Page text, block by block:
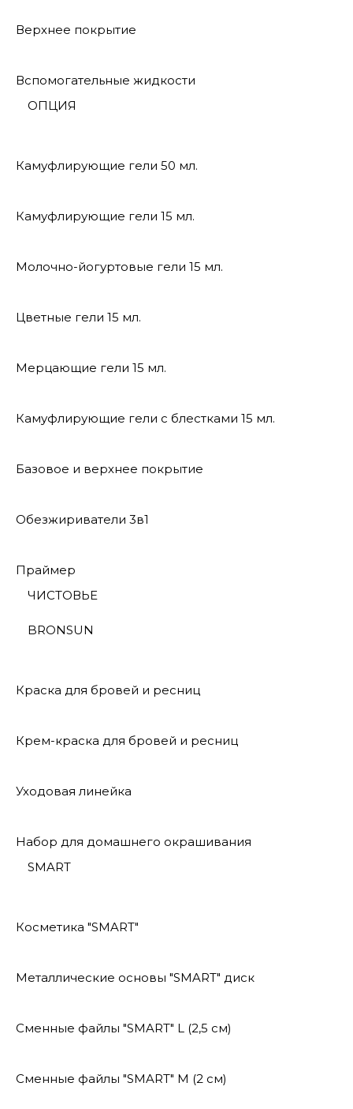
Верхнее покрытие
Вспомогательные жидкости
ОПЦИЯ
Камуфлирующие гели 50 мл.
Камуфлирующие гели 15 мл.
Молочно-йогуртовые гели 15 мл.
Цветные гели 15 мл.
Мерцающие гели 15 мл.
Камуфлирующие гели с блестками 15 мл.
Базовое и верхнее покрытие
Обезжириватели 3в1
Праймер
ЧИСТОВЬЕ
BRONSUN
Краска для бровей и ресниц
Крем-краска для бровей и ресниц
Уходовая линейка
Набор для домашнего окрашивания
SMART
Косметика "SMART"
Металлические основы "SMART" диск
Сменные файлы "SMART" L (2,5 см)
Сменные файлы "SMART" M (2 см)